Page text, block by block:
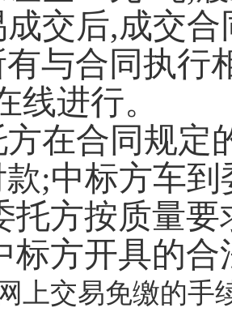
成交后,成交
与合同执行
线进行。
在合同规定
;中标方车
托方按质量
标方开具的
上交易免缴的手